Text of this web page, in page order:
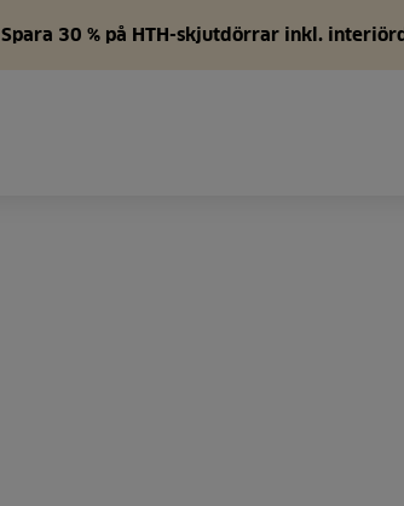
Spara 30 % på HTH-skjutdörrar inkl.